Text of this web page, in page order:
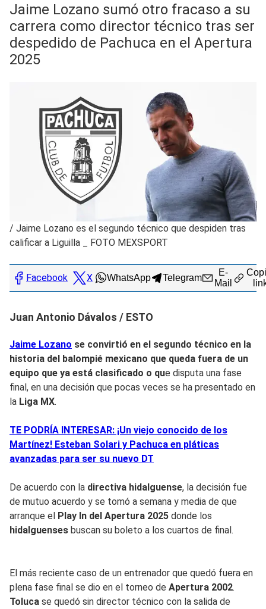
Jaime Lozano sumó otro fracaso a su
carrera como director técnico tras ser
despedido de Pachuca en el Apertura
2025
/ Jaime Lozano es el segundo técnico que despiden tras
calificar a Liguilla _ FOTO MEXSPORT
Facebook X WhatsApp Telegram
E-
Mail
Juan Antonio Dávalos / ESTO
Jaime Lozano se convirtió en el segundo técnico en la
historia del balompié mexicano que queda fuera de un
equipo que ya está clasificado o que disputa una fase
final, en una decisión que pocas veces se ha presentado en
la Liga MX.
TE PODRÍA INTERESAR: ¡Un viejo conocido de los
Martínez! Esteban Solari y Pachuca en pláticas
avanzadas para ser su nuevo DT
De acuerdo con la directiva hidalguense, la decisión fue
de mutuo acuerdo y se tomó a semana y media de que
arranque el Play In del Apertura 2025 donde los
hidalguenses buscan su boleto a los cuartos de final.
El más reciente caso de un entrenador que quedó fuera en
plena fase final se dio en el torneo de Apertura 2002.
Toluca se quedó sin director técnico con la salida de